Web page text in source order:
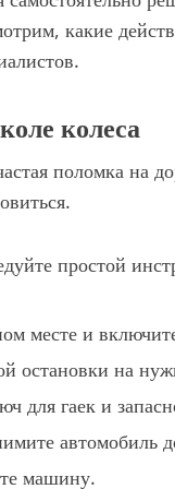
какие
колеса
поломка на
простой
месте и
остановки на
для гаек и
автомобиль
машину.